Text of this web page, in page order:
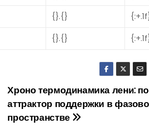
{}.{}
{}.{}
Хроно термодинамика лени:
аттрактор поддержки в
пространстве